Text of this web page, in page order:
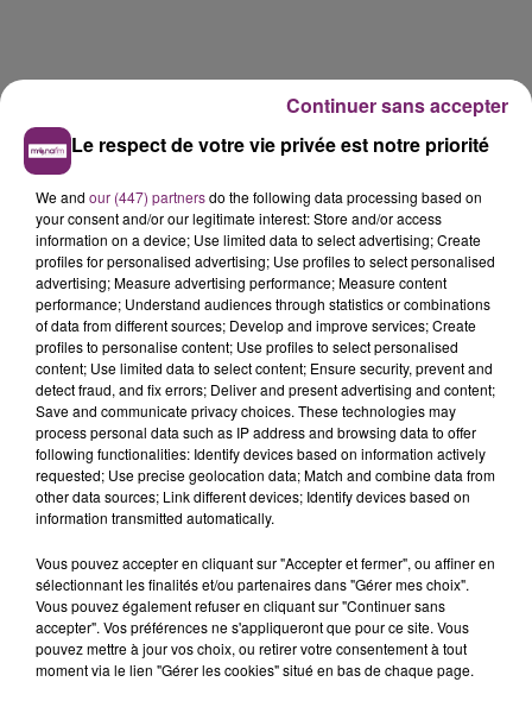
Le respect de votre vie privée est notre priorité
We and our (447) partnersdo the following data processing based on
your consent and/or our legitimate interest: Store and/or access
information on a device; Use limited data to select advertising; Create
profiles for personalised advertising; Use profiles to select personalised
advertising; Measure advertising performance; Measure content
performance; Understand audiences through statistics or combinations
of data from different sources; Develop and improve services; Create
profiles to personalise content; Use profiles to select personalised
content; Use limited data to select content; Ensure security, prevent and
detect fraud, and fix errors; Deliver and present advertising and content;
Save and communicate privacy choices. These technologies may
process personal data such as IP address and browsing data to offer
following functionalities: Identify devices based on information actively
requested; Use precise geolocation data; Match and combine data from
other data sources; Link different devices; Identify devices based on
information transmitted automatically.
Vous pouvez accepter en cliquant sur "Accepter et fermer", ou affiner en
sélectionnant les finalités et/ou partenaires dans "Gérer mes choix".
Vous pouvez également refuser en cliquant sur "Continuer sans
accepter". Vos préférences ne s'appliqueront que pour ce site. Vous
pouvez mettre à jour vos choix, ou retirer votre consentement à tout
moment via le lien "Gérer les cookies" situé en bas de chaque page.
Continuer sans accepter